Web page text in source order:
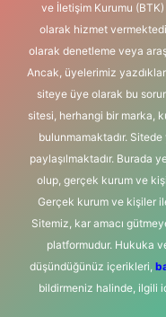
ve İletişim Kurumu (BTK)
olarak hizmet
olarak denetleme veya
Ancak, üyelerimiz
siteye üye olarak bu
sitesi, herhangi bir marka,
bulunmamaktadır. Sitede
paylaşılmaktadır. Burada
olup, gerçek kurum ve
Gerçek kurum ve kişiler
Sitemiz, kar amacı
platformudur. Hukuka
düşündüğünüz içerikleri,
bildirmeniz halinde, ilgili